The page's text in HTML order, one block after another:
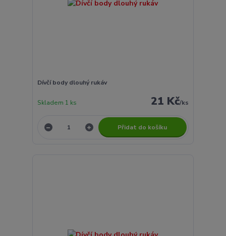
Dívčí body dlouhý rukáv
21 Kč/ks
Skladem 1 ks
Přidat do košíku